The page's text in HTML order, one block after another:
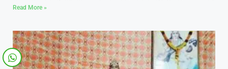
Read More »